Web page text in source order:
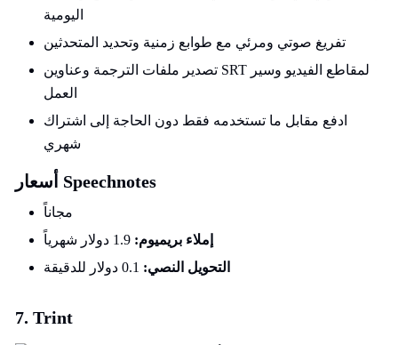
اليومية
تفريغ صوتي ومرئي مع طوابع زمنية وتحديد المتحدثين
تصدير ملفات الترجمة وعناوين SRT لمقاطع الفيديو وسير
العمل
ادفع مقابل ما تستخدمه فقط دون الحاجة إلى اشتراك
شهري
أسعار Speechnotes
مجاناً
إملاء بريميوم:
التحويل النصي:
7. Trint